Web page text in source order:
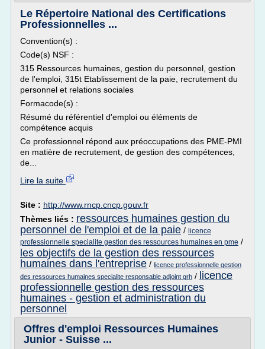
Le Répertoire National des Certifications
Professionnelles ...
Convention(s) :
Code(s) NSF :
315 Ressources humaines, gestion du personnel, gestion
de l'emploi, 315t Etablissement de la paie, recrutement du
personnel et relations sociales
Formacode(s) :
Résumé du référentiel d'emploi ou éléments de
compétence acquis
Ce professionnel répond aux préoccupations des PME-PMI
en matière de recrutement, de gestion des compétences,
de...
Lire la suite
Site : http://www.rncp.cncp.gouv.fr
Thèmes liés : ressources humaines gestion du
personnel de l'emploi et de la paie / licence
professionnelle specialite gestion des ressources humaines en pme /
les objectifs de la gestion des ressources
humaines dans l'entreprise / licence professionnelle gestion
des ressources humaines specialite responsable adjoint grh / licence
professionnelle gestion des ressources
humaines - gestion et administration du
personnel
Offres d'emploi Ressources Humaines
Junior - Suisse ...